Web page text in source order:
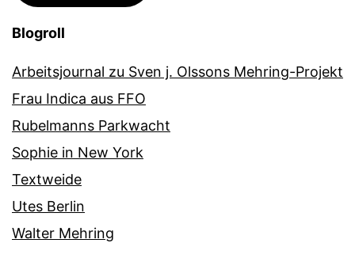
Blogroll
Arbeitsjournal zu Sven j. Olssons Mehring-Projekt
Frau Indica aus FFO
Rubelmanns Parkwacht
Sophie in New York
Textweide
Utes Berlin
Walter Mehring